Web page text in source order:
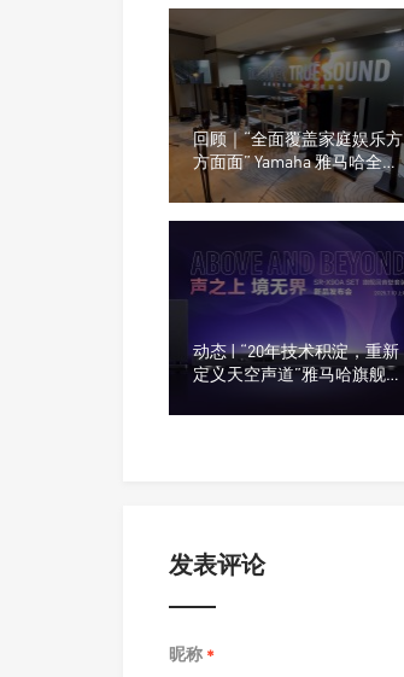
回顾｜“全面覆盖家庭娱乐方
方面面” Yamaha 雅马哈全阵
容亮相2025广州国际音响唱
片展！
动态 | “20年技术积淀，重新
定义天空声道”雅马哈旗舰回
发表评论
昵称 *